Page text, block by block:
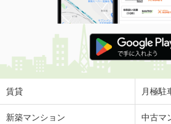
岐阜県羽島郡岐南町三宅４丁目
価 格
33万円
住 所
岐阜県羽島郡岐
物件種別
227.42m²
岐阜県岐阜市加納本町４丁目
賃貸 月極駐
新築マンション 中古マ